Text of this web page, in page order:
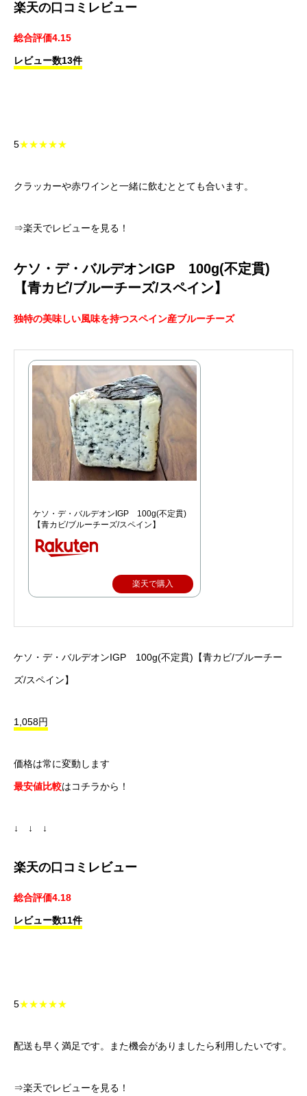
楽天の口コミレビュー
総合評価4.15
レビュー数13件
5★★★★★
クラッカーや赤ワインと一緒に飲むととても合います。
⇒楽天でレビューを見る！
ケソ・デ・バルデオンIGP 100g(不定貫)
【青カビ/ブルーチーズ/スペイン】
独特の美味しい風味を持つスペイン産ブルーチーズ
ケソ・デ・バルデオンIGP 100g(不定貫)
【青カビ/ブルーチーズ/スペイン】
楽天で購入
ケソ・デ・バルデオンIGP 100g(不定貫)【青カビ/ブルーチー
ズ/スペイン】
1,058円
価格は常に変動します
最安値比較はコチラから！
↓ ↓ ↓
楽天の口コミレビュー
総合評価4.18
レビュー数11件
5★★★★★
配送も早く満足です。また機会がありましたら利用したいです。
⇒楽天でレビューを見る！